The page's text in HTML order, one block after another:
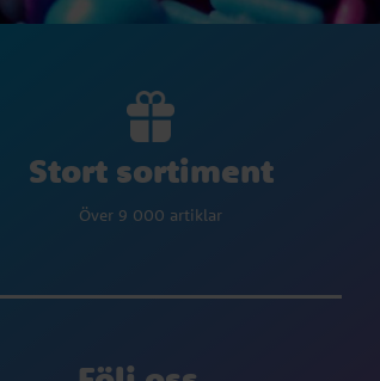
Stort sortiment
Över 9 000 artiklar